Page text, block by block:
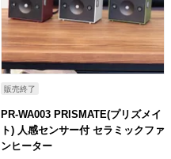
販売終了
PR-WA003 PRISMATE(プリズメイ
ト) 人感センサー付 セラミックファ
ンヒーター